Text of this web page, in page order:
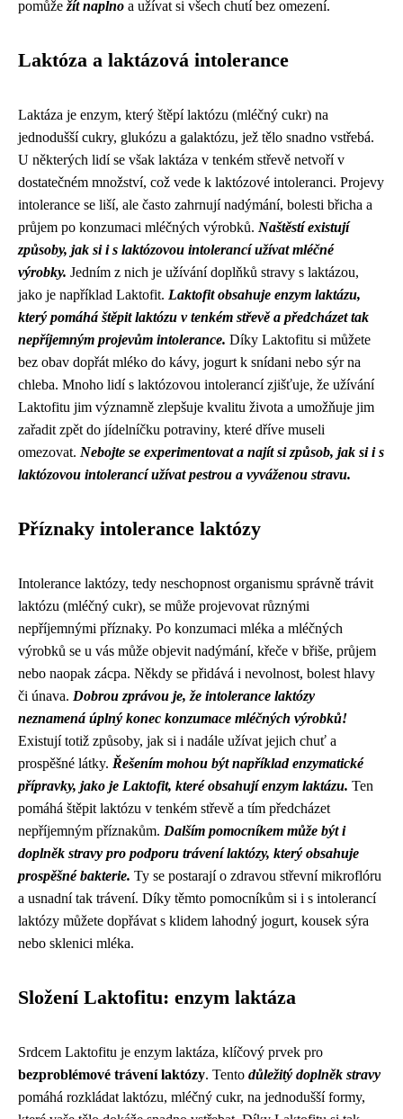
pomůže žít naplno a užívat si všech chutí bez omezení.
Laktóza a laktázová intolerance
Laktáza je enzym, který štěpí laktózu (mléčný cukr) na
jednodušší cukry, glukózu a galaktózu, jež tělo snadno vstřebá.
U některých lidí se však laktáza v tenkém střevě netvoří v
dostatečném množství, což vede k laktózové intoleranci. Projevy
intolerance se liší, ale často zahrnují nadýmání, bolesti břicha a
průjem po konzumaci mléčných výrobků. Naštěstí existují
způsoby, jak si i s laktózovou intolerancí užívat mléčné
výrobky. Jedním z nich je užívání doplňků stravy s laktázou,
jako je například Laktofit. Laktofit obsahuje enzym laktázu,
který pomáhá štěpit laktózu v tenkém střevě a předcházet tak
nepříjemným projevům intolerance. Díky Laktofitu si můžete
bez obav dopřát mléko do kávy, jogurt k snídani nebo sýr na
chleba. Mnoho lidí s laktózovou intolerancí zjišťuje, že užívání
Laktofitu jim významně zlepšuje kvalitu života a umožňuje jim
zařadit zpět do jídelníčku potraviny, které dříve museli
omezovat. Nebojte se experimentovat a najít si způsob, jak si i s
laktózovou intolerancí užívat pestrou a vyváženou stravu.
Příznaky intolerance laktózy
Intolerance laktózy, tedy neschopnost organismu správně trávit
laktózu (mléčný cukr), se může projevovat různými
nepříjemnými příznaky. Po konzumaci mléka a mléčných
výrobků se u vás může objevit nadýmání, křeče v břiše, průjem
nebo naopak zácpa. Někdy se přidává i nevolnost, bolest hlavy
či únava. Dobrou zprávou je, že intolerance laktózy
neznamená úplný konec konzumace mléčných výrobků!
Existují totiž způsoby, jak si i nadále užívat jejich chuť a
prospěšné látky. Řešením mohou být například enzymatické
přípravky, jako je Laktofit, které obsahují enzym laktázu. Ten
pomáhá štěpit laktózu v tenkém střevě a tím předcházet
nepříjemným příznakům. Dalším pomocníkem může být i
doplněk stravy pro podporu trávení laktózy, který obsahuje
prospěšné bakterie. Ty se postarají o zdravou střevní mikroflóru
a usnadní tak trávení. Díky těmto pomocníkům si i s intolerancí
laktózy můžete dopřávat s klidem lahodný jogurt, kousek sýra
nebo sklenici mléka.
Složení Laktofitu: enzym laktáza
Srdcem Laktofitu je enzym laktáza, klíčový prvek pro
bezproblémové trávení laktózy. Tento důležitý doplněk stravy
pomáhá rozkládat laktózu, mléčný cukr, na jednodušší formy,